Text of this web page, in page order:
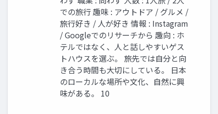
での旅行 趣味 : アウトドア / グルメ /
旅行好き / 人が好き 情報 : Instagram
/ Googleでのリサーチから 趣向 : ホ
テルではなく、人と話しやすいゲス
トハウスを選ぶ。 旅先では自分と向
き合う時間も大切にしている。 日本
のローカルな場所や文化、自然に興
味がある。 10